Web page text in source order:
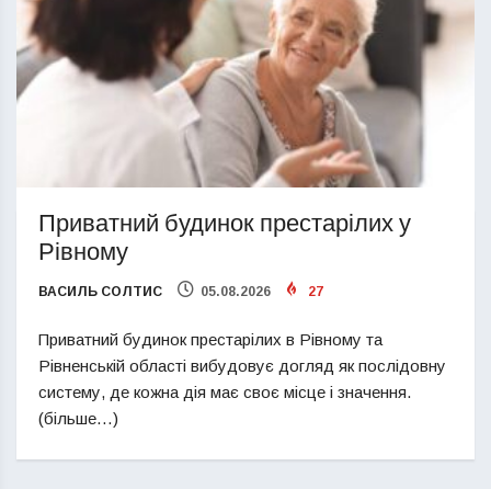
Приватний будинок престарілих у
Рівному
ВАСИЛЬ СОЛТИС 05.08.2026 27
Приватний будинок престарілих в Рівному та
Рівненській області вибудовує догляд як послідовну
систему, де кожна дія має своє місце і значення.
(більше…)